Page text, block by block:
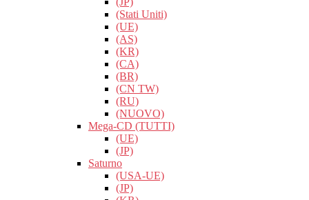
(Stati Uniti)
(UE)
(AS)
(KR)
(CA)
(BR)
(CN TW)
(RU)
(NUOVO)
Mega-CD (TUTTI)
(UE)
(JP)
Saturno
(USA-UE)
(JP)